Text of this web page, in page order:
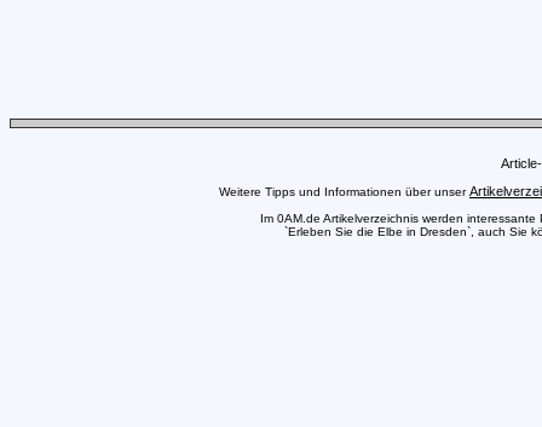
Weitere Tipps und Informationen über unser
Im 0AM.de Artikelverzeichnis werden
`Erleben Sie die Elbe in Dresden`, auch Sie